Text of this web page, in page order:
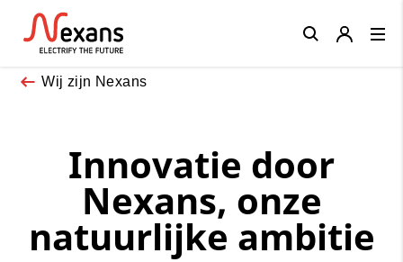
Wij zijn Nexans
Innovatie door
Nexans, onze
natuurlijke ambitie
Close